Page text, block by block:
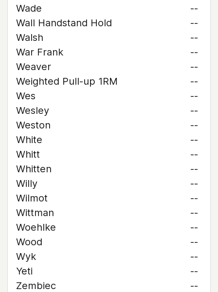
Wade
--
Wall Handstand Hold
--
Walsh
--
War Frank
--
Weaver
--
Weighted Pull-up 1RM
--
Wes
--
Wesley
--
Weston
--
White
--
Whitt
--
Whitten
--
Willy
--
Wilmot
--
Wittman
--
Woehlke
--
Wood
--
Wyk
--
Yeti
--
Zembiec
--